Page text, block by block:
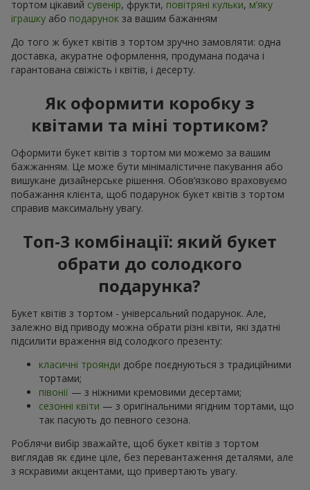
тортом цікавий сувенір, фрукти, повітряні кульки, м’яку
іграшку або подарунок за вашим бажанням
До того ж букет квітів з тортом зручно замовляти: одна
доставка, акуратне оформлення, продумана подача і
гарантована свіжість і квітів, і десерту.
Як оформити коробку з
квітами та міні тортиком?
Оформити букет квітів з тортом ми можемо за вашим
бажжанням. Це може бути мінімалістичне пакування або
вишукане дизайнерське рішення. Обов’язково враховуємо
побажання клієнта, щоб подарунок букет квітів з тортом
справив максимальну увагу.
Топ-3 комбінації: який букет
обрати до солодкого
подарунка?
Букет квітів з тортом - універсальний подарунок. Але,
залежно від приводу можна обрати різні квіти, які здатні
підсилити враження від солодкого презенту:
класичні троянди добре поєднуються з традиційними
тортами;
півонії — з ніжними кремовими десертами;
сезонні квіти — з оригінальними ягідним тортами, що
так пасують до певного сезона.
Роблячи вибір зважайте, щоб букет квітів з тортом
виглядав як єдине ціле, без перевантаження деталями, але
з яскравими акцентами, що привертають увагу.